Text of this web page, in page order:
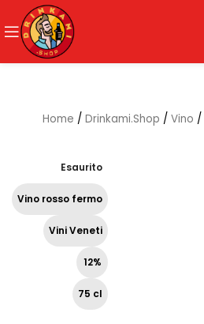
Home / Drinkami.Shop / Vino /
Esaurito
Vino rosso fermo
Vini Veneti
12%
75 cl